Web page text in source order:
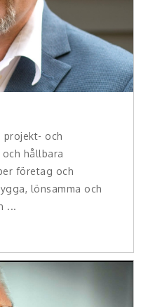
projekt- och
hållbara
företag och
lönsamma och
...